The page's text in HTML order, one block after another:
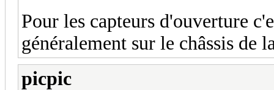
Pour les capteurs d'ouverture
généralement sur le châssis de
picpic